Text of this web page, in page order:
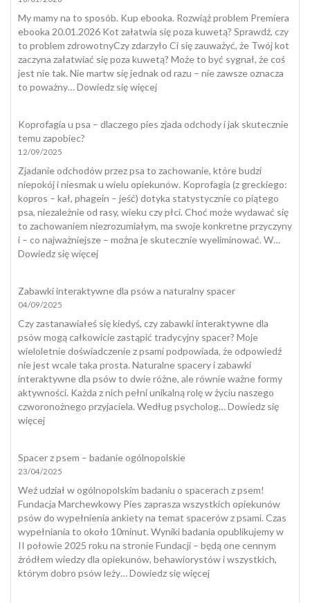
My mamy na to sposób. Kup ebooka. Rozwiąż problem Premiera
ebooka 20.01.2026 Kot załatwia się poza kuwetą? Sprawdź, czy
to problem zdrowotnyCzy zdarzyło Ci się zauważyć, że Twój kot
zaczyna załatwiać się poza kuwetą? Może to być sygnał, że coś
jest nie tak. Nie martw się jednak od razu – nie zawsze oznacza
to poważny…Dowiedz się więcej:
się
Koprofagia u psa – dlaczego pies zjada odchody i jak skutecznie
temu zapobiec?
12/09/2025
Zjadanie odchodów przez psa to zachowanie, które budzi
niepokój i niesmak u wielu opiekunów. Koprofagia (z greckiego:
kopros – kał, phagein – jeść) dotyka statystycznie co piątego
psa, niezależnie od rasy, wieku czy płci. Choć może wydawać się
to zachowaniem niezrozumiałym, ma swoje konkretne przyczyny
i – co najważniejsze – można je skutecznie wyeliminować. W…
Dowiedz się więcej:
psa
dlaczego
pies
zjada
odchody
i
jak
skutecznie
Zabawki interaktywne dla psów a naturalny spacer
04/09/2025
Czy zastanawiałeś się kiedyś, czy zabawki interaktywne dla
psów mogą całkowicie zastąpić tradycyjny spacer? Moje
wieloletnie doświadczenie z psami podpowiada, że odpowiedź
nie jest wcale taka prosta. Naturalne spacery i zabawki
interaktywne dla psów to dwie różne, ale równie ważne formy
aktywności. Każda z nich pełni unikalną rolę w życiu naszego
czworonożnego przyjaciela. Według psycholog…Dowiedz się
więcej:
dla
psów
a
naturalny
spacer
Spacer z psem – badanie ogólnopolskie
23/04/2025
Weź udział w ogólnopolskim badaniu o spacerach z psem!
Fundacja Marchewkowy Pies zaprasza wszystkich opiekunów
psów do wypełnienia ankiety na temat spacerów z psami. Czas
wypełniania to około 10minut. Wyniki badania opublikujemy w
II połowie 2025 roku na stronie Fundacji – będą one cennym
źródłem wiedzy dla opiekunów, behawiorystów i wszystkich,
którym dobro psów leży…Dowiedz się więcej: